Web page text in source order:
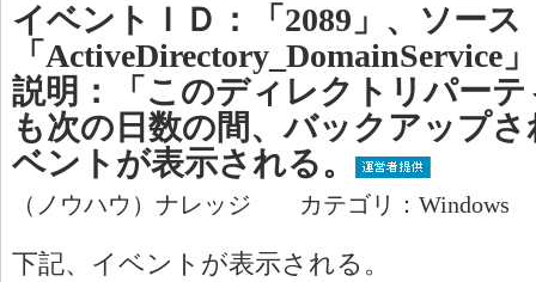
イベントＩＤ：「2089」、ソース
「ActiveDirectory_DomainService
説明：「このディレクトリパー
も次の日数の間、バックアップ
ベントが表示される。
（ノウハウ）ナレッジ カテゴリ：Windows
下記、イベントが表示される。